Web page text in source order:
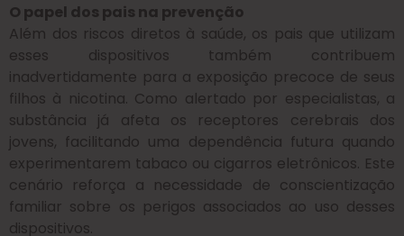
O papel dos pais na prevenção
Além dos riscos diretos à saúde, os pais que utilizam
esses dispositivos também contribuem
inadvertidamente para a exposição precoce de seus
filhos à nicotina. Como alertado por especialistas, a
substância já afeta os receptores cerebrais dos
jovens, facilitando uma dependência futura quando
experimentarem tabaco ou cigarros eletrônicos. Este
cenário reforça a necessidade de conscientização
familiar sobre os perigos associados ao uso desses
dispositivos.